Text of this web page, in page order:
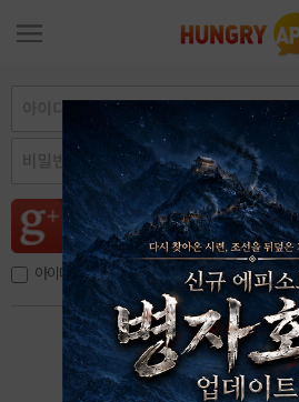
아이디, 이메일 저장
아이디 / 비밀번호 찾기